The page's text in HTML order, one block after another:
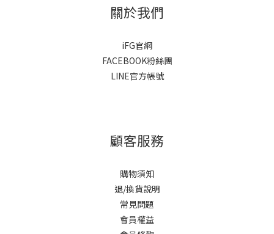
關於我們
iFG官網
FACEBOOK粉絲團
LINE官方帳號
顧客服務
購物須知
退/換貨說明
常見問題
會員權益